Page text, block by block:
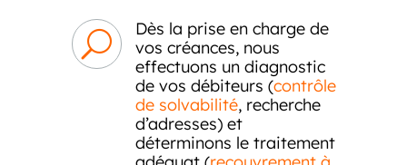
U
Dès la prise en charge de
vos créances, nous
effectuons un diagnostic
de vos débiteurs (contrôle
de solvabilité, recherche
d’adresses) et
déterminons le traitement